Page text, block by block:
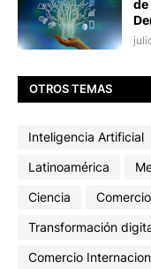
de
OTROS TEMAS
Inteligencia Artificial
Latinoamérica
Ciencia
Transformación
Comercio